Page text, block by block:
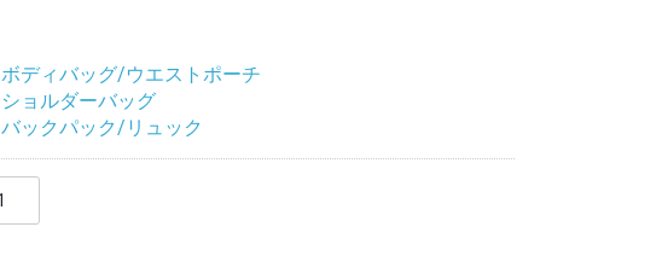
ボディバッグ/ウエストポーチ
ショルダーバッグ
バックパック/リュック